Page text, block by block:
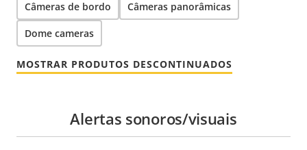
Câmeras de bordo Câmeras panorâmicas
Dome cameras
MOSTRAR PRODUTOS DESCONTINUADOS
Alertas sonoros/visuais